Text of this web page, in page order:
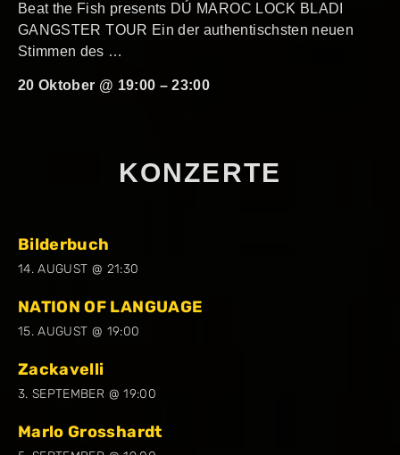
Beat the Fish presents DÚ MAROC LOCK BLADI
GANGSTER TOUR Ein der authentischsten neuen
Stimmen des …
20 Oktober @ 19:00 –23:00
KONZERTE
Bilderbuch
14. AUGUST @ 21:30
NATION OF LANGUAGE
15. AUGUST @ 19:00
Zackavelli
3. SEPTEMBER @ 19:00
Marlo Grosshardt